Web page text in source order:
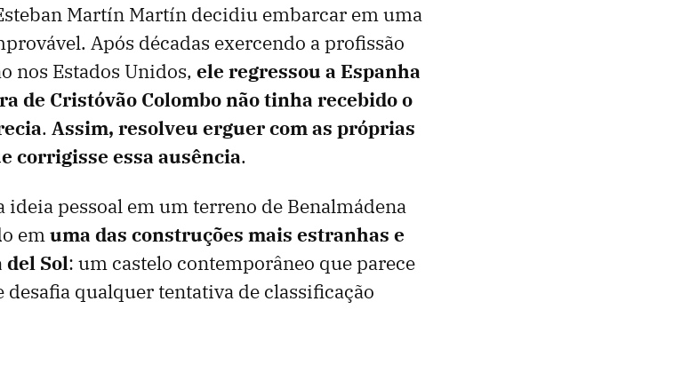
Martín Martín decidiu embarcar em uma
Após décadas exercendo a profissão
nos Estados Unidos, ele regressou a Espanha
de Cristóvão Colombo não tinha recebido o
. Assim, resolveu erguer com as próprias
corrigisse essa ausência.
ideia pessoal em um terreno de Benalmádena
emuma das construções mais estranhas e
del Sol: um castelo contemporâneo que parece
desafia qualquer tentativa de classificação